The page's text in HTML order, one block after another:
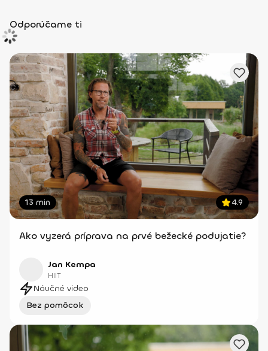
Odporúčame ti
13 min 4.9
Ako vyzerá príprava na prvé bežecké podujatie?
Jan Kempa
HIIT
Náučné video
Bez pomôcok